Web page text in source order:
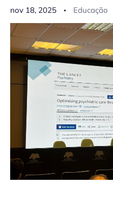
nov 18, 2025 Educação